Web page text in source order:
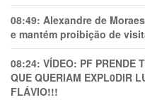
08:49: Alexandre de
e mantém proibição de
08:24: VÍDEO: PF PRENDE
QUE QUERIAM EXPL0DlR
FLÁVIO!!!